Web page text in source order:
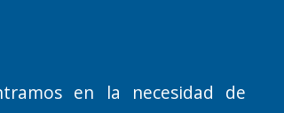
Pampa.
DNDA:
Dr. Jorge Ricardo Nemesio
Redacción, Administración,
en la necesidad de